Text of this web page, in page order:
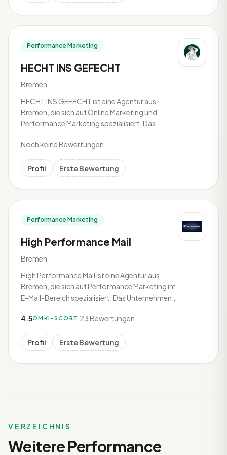
Performance Marketing
HECHT INS GEFECHT
Bremen
HECHT INS GEFECHT ist eine Agentur aus
Bremen, die sich auf Online Marketing und
Performance Marketing spezialisiert. Das
Kunden Umsatzsteigerungen durch gezielte
messbare Ergebnisse arbeitet die Agentur an
Noch keine Bewertungen
Profil Erste Bewertung
Performance Marketing
High Performance Mail
Bremen
High Performance Mail ist eine Agentur aus
Bremen, die sich auf Performance Marketing im
E-Mail-Bereich spezialisiert. Das Unternehmen
bietet umfassende Dienstleistungen im
das E-Mail Marketing ihrer Kunden a
4.5OMKI-SCORE ·23 Bewertungen
Profil Erste Bewertung
VERZEICHNIS
Weitere Performance